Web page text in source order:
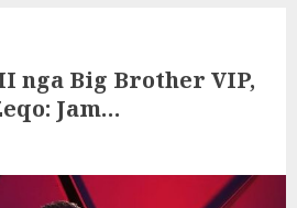
nga Big Brother VIP,
Jam…